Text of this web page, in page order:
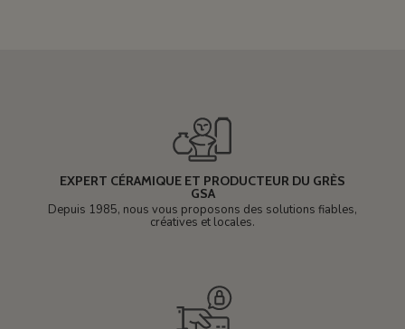
EXPERT CÉRAMIQUE ET PRODUCTEUR DU GRÈS
GSA
Depuis 1985, nous vous proposons des solutions fiables,
créatives et locales.